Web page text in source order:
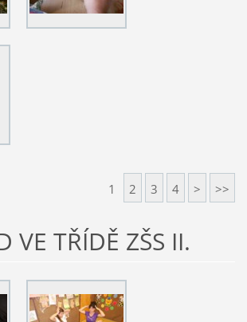
1 2 3 4 > >>
VE TŘÍDĚ ZŠS II.